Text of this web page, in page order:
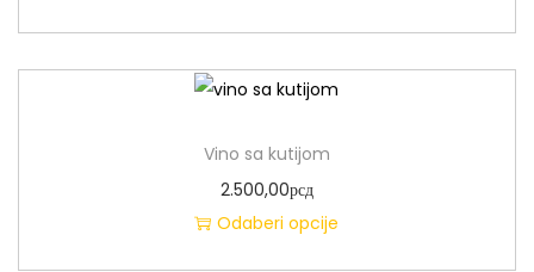
Vino sa kutijom
2.500,00рсд
Odaberi opcije